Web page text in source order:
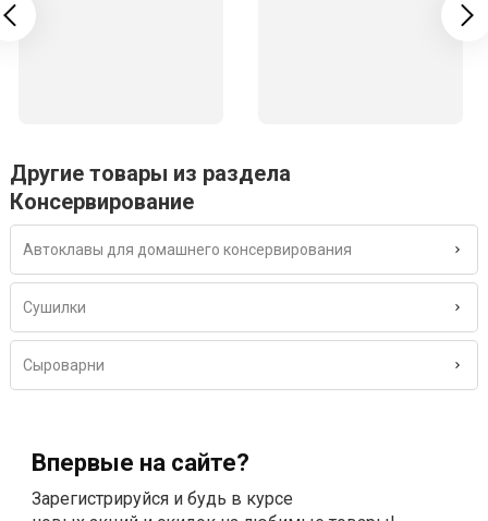
Другие товары из раздела
Консервирование
Автоклавы для домашнего консервирования
Сушилки
Сыроварни
Впервые на сайте?
Зарегистрируйся и будь в курсе